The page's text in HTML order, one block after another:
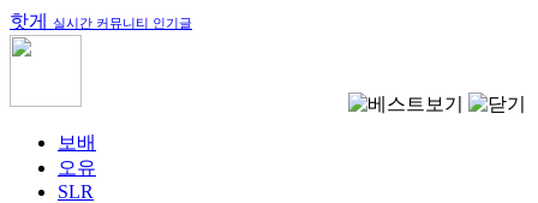
핫게 실시간 커뮤니티 인기글
보배
오유
SLR